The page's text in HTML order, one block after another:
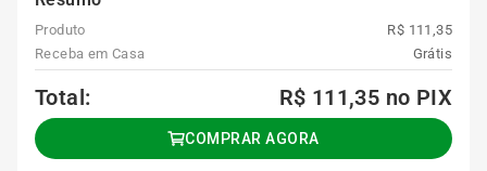
Produto
R$ 111,35
Receba em Casa
Grátis
Total: R$ 111,35 no PIX
COMPRAR AGORA